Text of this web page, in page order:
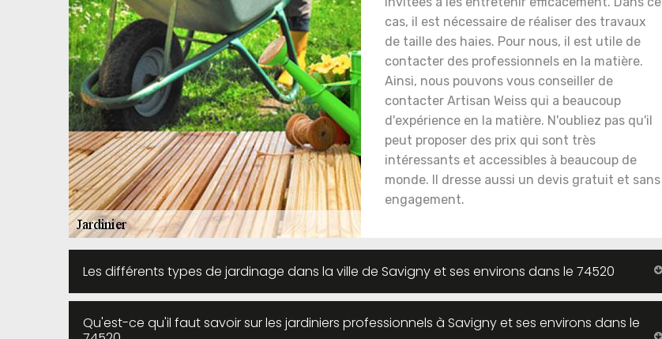
cas, il est nécessaire de réaliser des travaux
de taille des haies. Pour nous, il est utile de
contacter des professionnels en la matière.
Ainsi, nous pouvons vous conseiller de
contacter Artisan Weiss qui a beaucoup
d'expérience en la matière. N'oubliez pas qu'il
peut proposer des prix qui sont très
intéressants et accessibles à beaucoup de
monde. Il dresse aussi un devis gratuit et sans
engagement.
Les différents types de jardinage dans la ville de Savigny et ses environs dans le 74520
Qu'est-ce qu'il faut savoir sur les jardiniers professionnels à Savigny et ses environs dans le